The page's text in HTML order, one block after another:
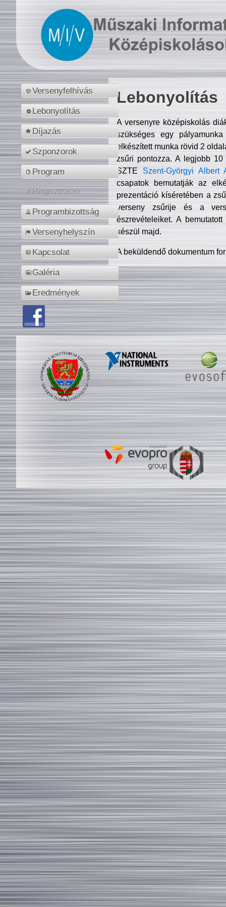
Versenyfelhívás
Lebonyolítás
Díjazás
Szponzorok
Program
Regisztráció
Programbizottság
Versenyhelyszín
Kapcsolat
Galéria
Eredmények
Lebonyolítás
A versenyre középiskolás
szükséges egy
elkészített munka rövid 2
zsűri pontozza. A legjobb
SZTE Szent-Györgyi Albert
csapatok bemutatják az
prezentáció kíséretében a
verseny zsűrije és a
észrevételeiket. A
készül majd.
A beküldendő dokumentum